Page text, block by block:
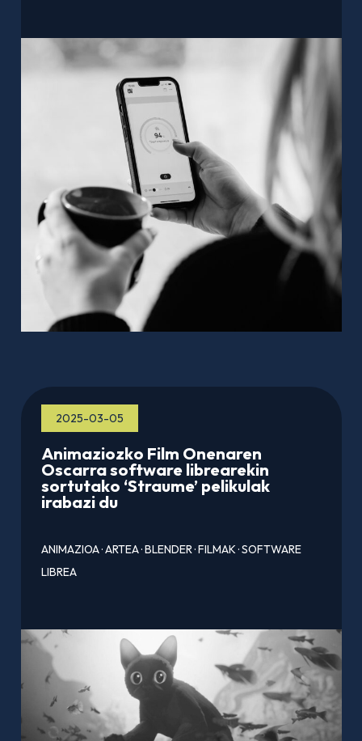
2025-03-05
Animaziozko Film Onenaren
Oscarra software librearekin
sortutako ‘Straume’ pelikulak
irabazi du
ANIMAZIOA·ARTEA·BLENDER·FILMAK·SOFTWARE
LIBREA